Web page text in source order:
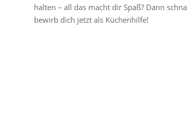
halten – all das macht dir Spaß? Dann
bewirb dich jetzt als Küchenhilfe!